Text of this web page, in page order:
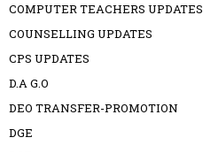
COMPUTER TEACHERS UPDATES
COUNSELLING UPDATES
CPS UPDATES
D.A G.O
DEO TRANSFER-PROMOTION
DGE